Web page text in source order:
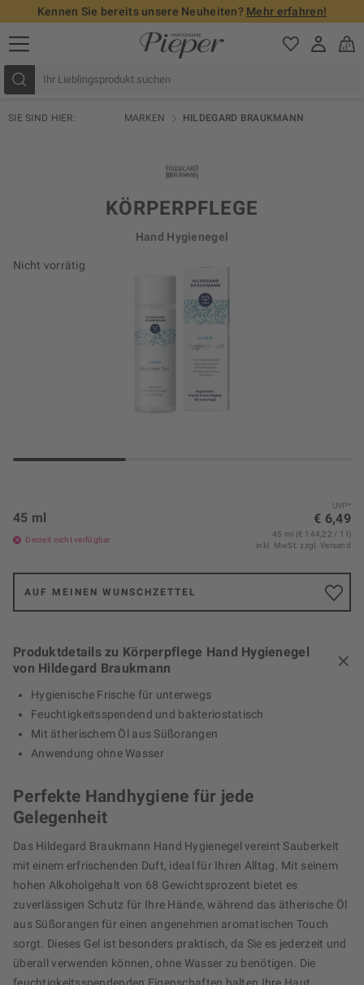
Kennen Sie bereits unsere Neuheiten? Mehr erfahren!
SIE SIND HIER: MARKEN HILDEGARD BRAUKMANN
Nicht vorrätig
KÖRPERPFLEGE
Hand Hygienegel
UVP*
€ 6,49
45 ml
Derzeit nicht verfügbar
45 ml (€ 144,22 / 1 l)
inkl. MwSt.zzgl. Versand
AUF MEINEN WUNSCHZETTEL
Produktdetails zu Körperpflege Hand Hygienegel
von Hildegard Braukmann
Hygienische Frische für unterwegs
Feuchtigkeitsspendend und bakteriostatisch
Mit ätherischem Öl aus Süßorangen
Anwendung ohne Wasser
Perfekte Handhygiene für jede
Gelegenheit
Das Hildegard Braukmann Hand Hygienegel vereint Sauberkeit
mit einem erfrischenden Duft, ideal für Ihren Alltag. Mit seinem
hohen Alkoholgehalt von 68 Gewichtsprozent bietet es
zuverlässigen Schutz für Ihre Hände, während das ätherische Öl
aus Süßorangen für einen angenehmen aromatischen Touch
sorgt. Dieses Gel ist besonders praktisch, da Sie es jederzeit und
überall verwenden können, ohne Wasser zu benötigen. Die